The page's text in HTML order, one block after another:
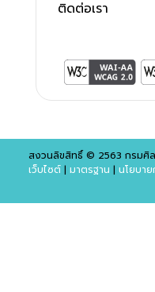
ติดต่อเรา
สงวนลิขสิทธิ์ © 2563 กรมศิ
เว็บไซต์| มาตรฐาน | นโยบา